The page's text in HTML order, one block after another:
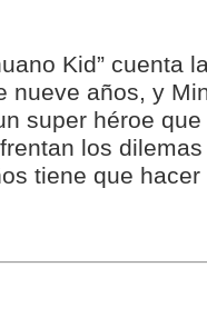
Kid” cuenta
nueve años, y
super héroe
los
tiene que hacer